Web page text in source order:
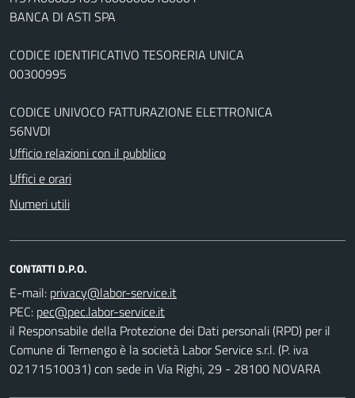
BANCA DI ASTI SPA
CODICE IDENTIFICATIVO TESORERIA UNICA
00300995
CODICE UNIVOCO FATTURAZIONE ELETTRONICA
56NVDI
Ufficio relazioni con il pubblico
Uffici e orari
Numeri utili
CONTATTI D.P.O.
E-mail:
PEC:
il Responsabile della Protezione dei Dati personali (RPD) per il
Comune di Ternengo è la società Labor Service s.r.l. (P. iva
02171510031) con sede in Via Righi, 29 - 28100 NOVARA